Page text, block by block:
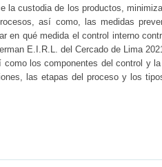
la custodia de los productos,
así como, las medidas
en qué medida el control interno
E.I.R.L. del Cercado de Lima
los componentes del control y
las etapas del proceso y los